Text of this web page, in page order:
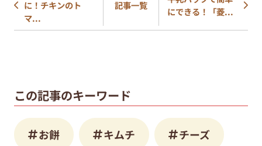
に！チキンのト
マ...
記事一覧
にできる！「菱...
この記事のキーワード
お餅 キムチ チーズ